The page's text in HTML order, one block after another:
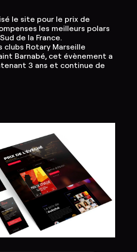
le site pour le prix de
les meilleurs polars
de la France.
clubs Rotary Marseille
Barnabé, cet évènement a
3 ans et continue de